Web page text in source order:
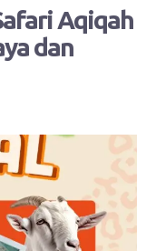
Aqiqah
dan